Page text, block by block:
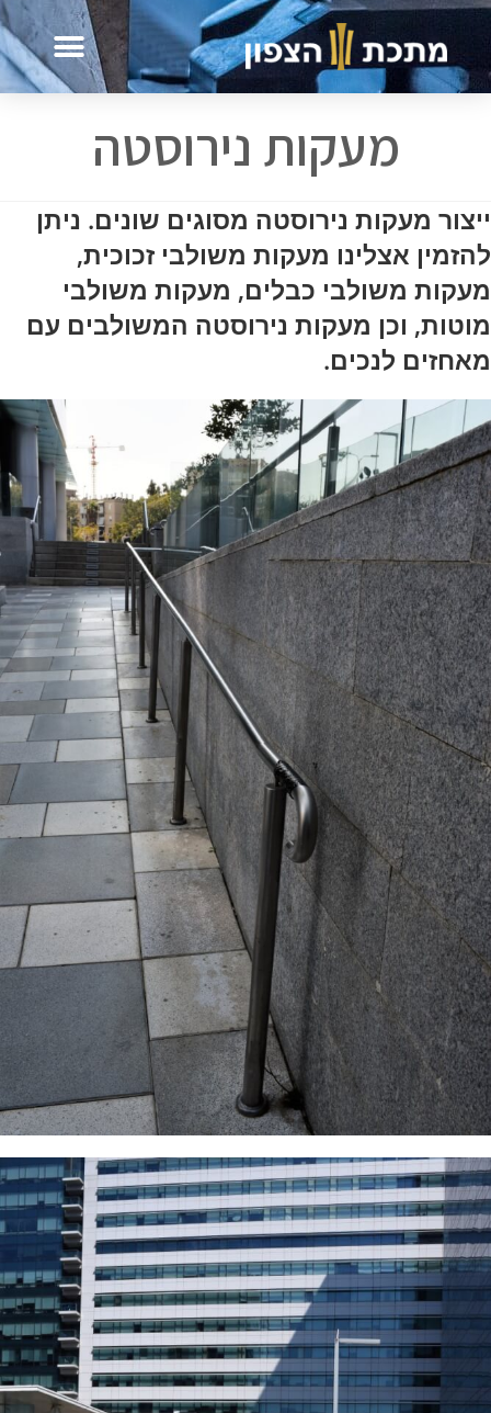
מעקות נירוסטה
ייצור מעקות נירוסטה מסוגים שונים. ניתן
להזמין אצלינו מעקות משולבי זכוכית,
מעקות משולבי כבלים, מעקות משולבי
מוטות, וכן מעקות נירוסטה המשולבים עם
מאחזים לנכים.